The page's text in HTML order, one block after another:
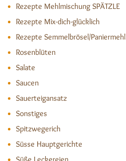
Rezepte Mehlmischung SPÄTZLE
Rezepte Mix-dich-glücklich
Rezepte Semmelbrösel/Paniermehl
Rosenblüten
Salate
Saucen
Sauerteigansatz
Sonstiges
Spitzwegerich
Süsse Hauptgerichte